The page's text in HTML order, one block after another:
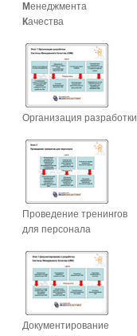
Менеджмента
Качества
Организация разработки
Проведение тренингов
для персонала
Документирование